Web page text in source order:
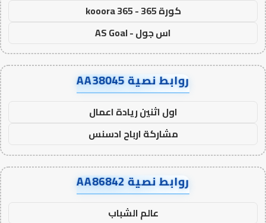
كورة 365 - kooora 365
اس جول - AS Goal
روابط نصية AA38045
اول اثنين ريادة اعمال
مشاركة ارباح ادسنس
روابط نصية AA86842
عالم الشباب